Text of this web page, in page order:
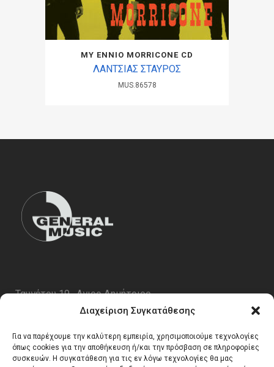
Διαχείριση Συγκατάθεσης
Για να παρέχουμε την καλύτερη εμπειρία, χρησιμοποιούμε τεχνολογίες
όπως cookies για την αποθήκευση ή/και την πρόσβαση σε πληροφορίες
συσκευών. Η συγκατάθεση για τις εν λόγω τεχνολογίες θα μας
MY ENNIO MORRICONE CD
ΛΑΝΤΣΙΑΣ ΣΤΑΥΡΟΣ
MUS.86578
Ταυγέτου 19 , Αγιος Δημήτριος
email:info@generalmusic.gr